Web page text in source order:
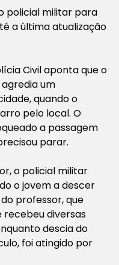
policial militar para
a última atualização
Civil aponta que o
um
quando o
pelo local. O
a passagem
parar.
o policial militar
o jovem a descer
professor, que
recebeu diversas
descia do
foi atingido por